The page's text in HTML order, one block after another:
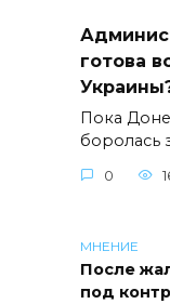
готова
Пока
боролась
0
МНЕНИЕ
После
под